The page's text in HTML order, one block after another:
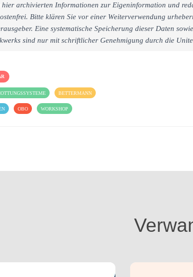
hier archivierten Informationen zur Eigeninformation und
Bitte klären Sie vor einer Weiterverwendung
Eine systematische Speicherung dieser Daten
sind nur mit schriftlicher Genehmigung durch die
BETTERMANN
OBO WORKSHOP